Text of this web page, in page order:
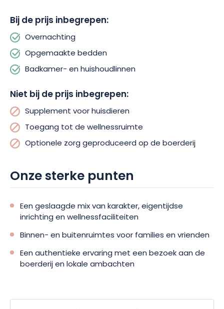
in het dorp te ontdekken. Geiten, kippen en ezels zijn een
genot voor groot en klein, terwijl de zelfgemaakte kazen en
cosmetica die ze maken een menselijke en authentieke
dimensie toevoegen aan je verblijf.
de Champagne wijngaarden, een combinatie van modern
comfort, welzijn en oprechte ontmoetingen. Reserveer nu.
Bij de prijs inbegrepen:
Overnachting
Opgemaakte bedden
Badkamer- en huishoudlinnen
Niet bij de prijs inbegrepen:
Supplement voor huisdieren
Toegang tot de wellnessruimte
Optionele zorg geproduceerd op de boerderij
Onze sterke punten
Een geslaagde mix van karakter, eigentijdse
inrichting en wellnessfaciliteiten
Binnen- en buitenruimtes voor families en vrienden
Een authentieke ervaring met een bezoek aan de
boerderij en lokale ambachten